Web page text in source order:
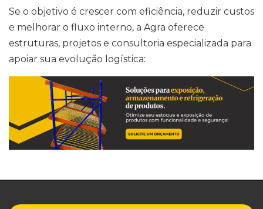
Se o objetivo é crescer com eficiência, reduzir custos
e melhorar o fluxo interno, a Agra oferece
estruturas, projetos e consultoria especializada para
apoiar sua evolução logística: